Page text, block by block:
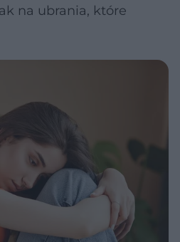
na ubrania, które